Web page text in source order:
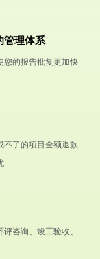
管理体系
您的报告批复更加快
不了的项目全额退款
咨询、竣工验收、